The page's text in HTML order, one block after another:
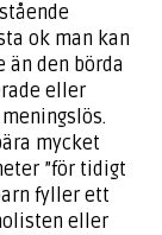
ok man kan
än den börda
eller
mycket
”för tidigt
fyller ett
eller